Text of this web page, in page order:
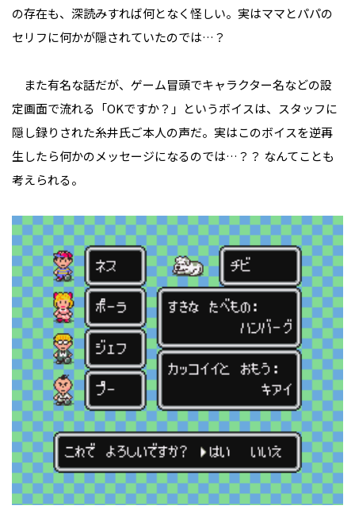
の存在も、深読みすれば何となく怪しい。実はママとパパの
セリフに何かが隠されていたのでは…？
また有名な話だが、ゲーム冒頭でキャラクター名などの設
定画面で流れる「OKですか？」というボイスは、スタッフに
隠し録りされた糸井氏ご本人の声だ。実はこのボイスを逆再
生したら何かのメッセージになるのでは…？？ なんてことも
考えられる。